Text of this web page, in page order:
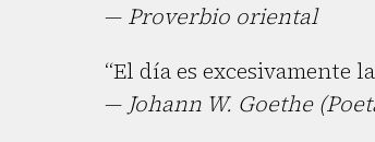
— Proverbio oriental
“El día es excesivamente
— Johann W. Goethe